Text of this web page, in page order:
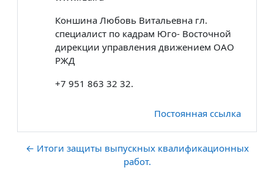
Коншина Любовь Витальевна гл.
специалист по кадрам Юго- Восточной
дирекции управления движением ОАО
РЖД
+7 951 863 32 32.
Постоянная ссылка
← Итоги защиты выпускных квалификационных
работ.